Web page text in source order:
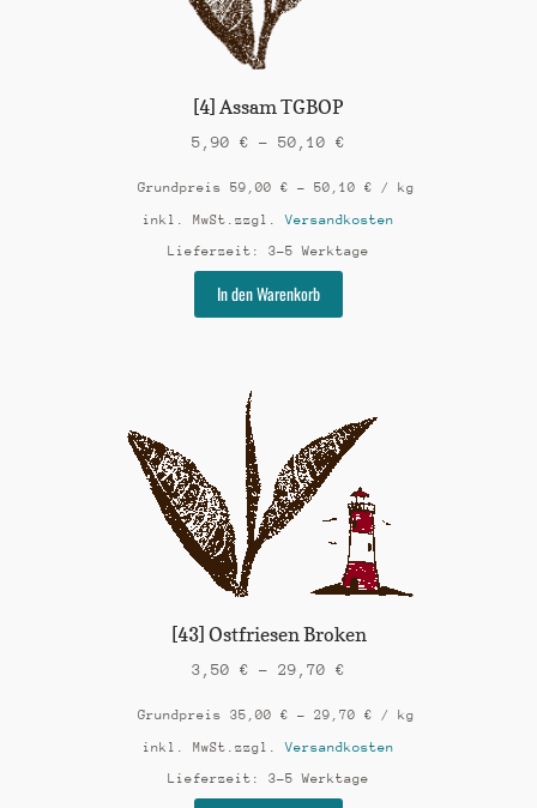
[4] Assam TGBOP
5,90 € – 50,10 €
Grundpreis 59,00 € – 50,10 € / kg
inkl. MwSt. zzgl.Versandkosten
Lieferzeit: 3-5 Werktage
In den Warenkorb
auf.
Die
können
auf
der
Produktseite
gewählt
[43] Ostfriesen Broken
3,50 € – 29,70 €
Grundpreis 35,00 € – 29,70 € / kg
inkl. MwSt. zzgl.Versandkosten
Lieferzeit: 3-5 Werktage